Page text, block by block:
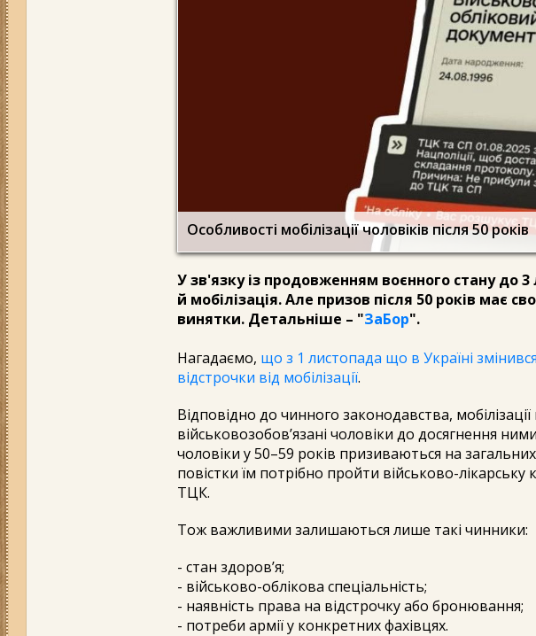
Особливості мобілізації чоловіків після 50 років
У зв'язку із продовженням воєнного стану до
й мобілізація. Але призов після 50 років має
винятки. Детальніше – "ЗаБор".
Нагадаємо, що з 1 листопада що в Україні
відстрочки від мобілізації.
Відповідно до чинного законодавства, мобілізації
військовозобов’язані чоловіки до досягнення
чоловіки у 50–59 років призиваються на
повістки їм потрібно пройти військово-лікарську
ТЦК.
Тож важливими залишаються лише такі чинники:
- стан здоров’я;
- військово-облікова спеціальність;
- наявність права на відстрочку або бронювання;
- потреби армії у конкретних фахівцях.